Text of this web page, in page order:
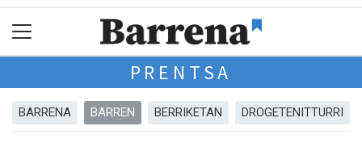
PRENTSA
BARRENA BARREN BERRIKETAN DROGETENITTURRI